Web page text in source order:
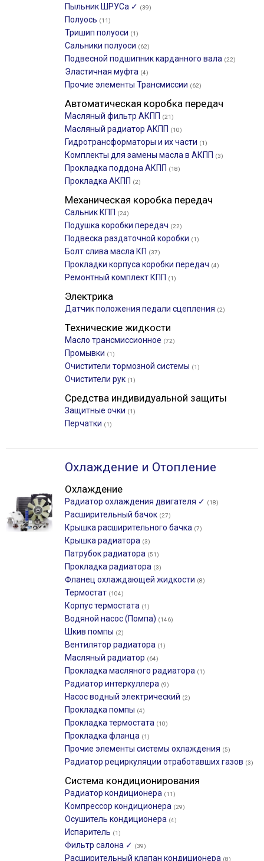
Пыльник ШРУСа ✓ (39)
Полуось (11)
Тришип полуоси (1)
Сальники полуоси (62)
Подвесной подшипник карданного вала (22)
Эластичная муфта (4)
Прочие элементы Трансмиссии (62)
Автоматическая коробка передач
Масляный фильтр АКПП (21)
Масляный радиатор АКПП (10)
Гидротрансформаторы и их части (1)
Комплекты для замены масла в АКПП (3)
Прокладка поддона АКПП (18)
Прокладка АКПП (2)
Механическая коробка передач
Сальник КПП (24)
Подушка коробки передач (22)
Подвеска раздаточной коробки (1)
Болт слива масла КП (37)
Прокладки корпуса коробки передач (4)
Ремонтный комплект КПП (1)
Электрика
Датчик положения педали сцепления (2)
Технические жидкости
Масло трансмиссионное (72)
Промывки (1)
Очистители тормозной системы (1)
Очистители рук (1)
Средства индивидуальной защиты
Защитные очки (1)
Перчатки (1)
Охлаждение и Отопление
Охлаждение
Радиатор охлаждения двигателя ✓ (18)
Расширительный бачок (27)
Крышка расширительного бачка (7)
Крышка радиатора (3)
Патрубок радиатора (51)
Прокладка радиатора (3)
Фланец охлаждающей жидкости (8)
Термостат (104)
Корпус термостата (1)
Водяной насос (Помпа) (146)
Шкив помпы (2)
Вентилятор радиатора (1)
Масляный радиатор (64)
Прокладка масляного радиатора (1)
Радиатор интеркуллера (9)
Насос водный электрический (2)
Прокладка помпы (4)
Прокладка термостата (10)
Прокладка фланца (1)
Прочие элементы системы охлаждения (5)
Радиатор рециркуляции отработавших газов (3)
Система кондиционирования
Радиатор кондиционера (11)
Компрессор кондиционера (29)
Осушитель кондиционера (4)
Испаритель (1)
Фильтр салона ✓ (39)
Расширительный клапан кондиционера (8)